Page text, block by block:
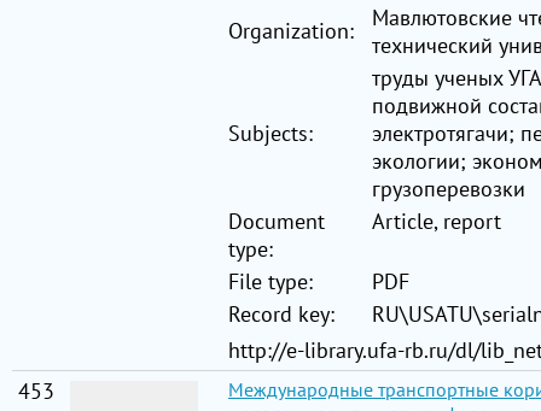
Organization:
Мавлютовские
технический
Subjects:
труды ученых
подвижной
электротягачи;
экологии;
грузоперевозки
Document
type:
Article, report
File type:
PDF
Record key:
http://e-library.ufa-rb.ru/dl/
453
Международные транспортные